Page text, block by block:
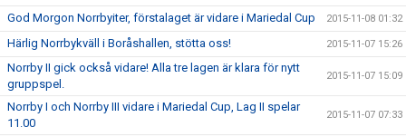
God Morgon Norrbyiter, förstalaget är vidare i Mariedal Cup 2015-11-08 01:32
Härlig Norrbykväll i Boråshallen, stötta oss! 2015-11-07 15:26
Norrby II gick också vidare! Alla tre lagen är klara för nytt
gruppspel.
2015-11-07 15:09
Norrby I och Norrby III vidare i Mariedal Cup, Lag II spelar
11.00
2015-11-07 07:33